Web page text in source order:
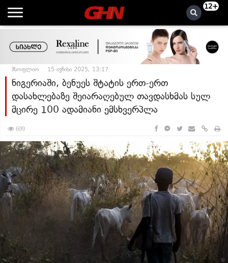
12+
მსოფლიო 15 ივნისი 2025, 13:17
ნიგერიაში, ბენუეს შტატის ერთ-ერთ
დასახლებაზე შეიარაღებულ თავდასხმას სულ
მცირე 100 ადამიანი ემსხვერპლა
699